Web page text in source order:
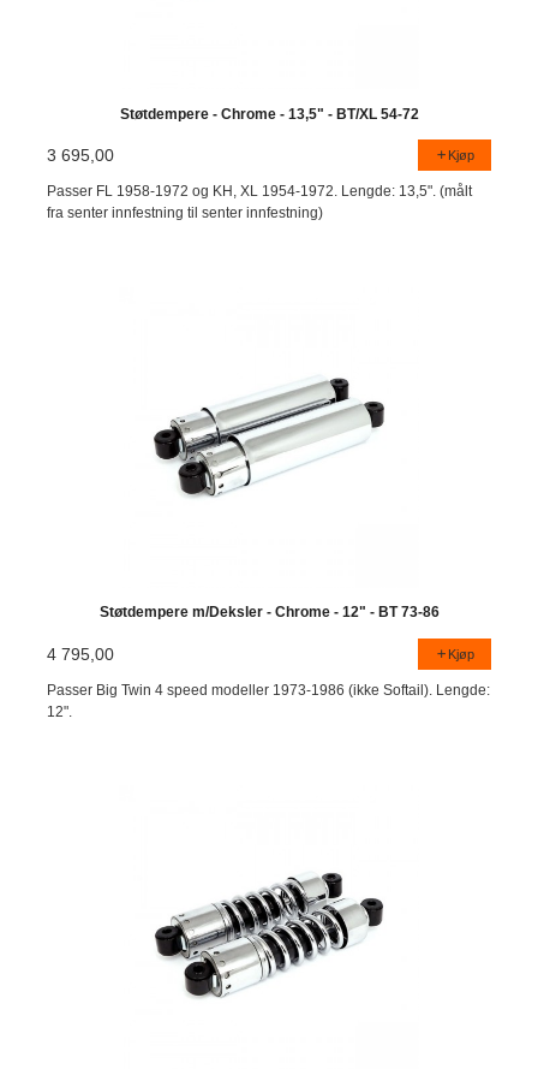
Støtdempere - Chrome - 13,5" - BT/XL 54-72
3 695,00 Kjøp
Passer FL 1958-1972 og KH, XL 1954-1972. Lengde: 13,5". (målt
fra senter innfestning til senter innfestning)
Støtdempere m/Deksler - Chrome - 12" - BT 73-86
4 795,00 Kjøp
Passer Big Twin 4 speed modeller 1973-1986 (ikke Softail). Lengde:
12".